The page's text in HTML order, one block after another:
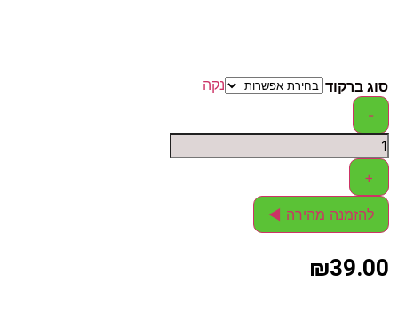
ברקוד נקה
מהירה ◄
₪